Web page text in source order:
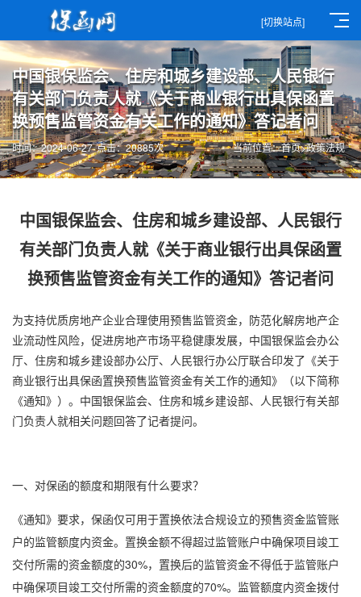
[切换站点]
中国银保监会、住房和城乡建设部、人民银行
有关部门负责人就《关于商业银行出具保函置
换预售监管资金有关工作的通知》答记者问
当前位置：首页>政策法规
时间：2024-06-27 点击：20885次
中国银保监会、住房和城乡建设部、人民银行
有关部门负责人就《关于商业银行出具保函置
换预售监管资金有关工作的通知》答记者问
为支持优质房地产企业合理使用预售监管资金，防范化解房地产企
业流动性风险，促进房地产市场平稳健康发展，中国银保监会办公
厅、住房和城乡建设部办公厅、人民银行办公厅联合印发了《关于
商业银行出具保函置换预售监管资金有关工作的通知》（以下简称
《通知》）。中国银保监会、住房和城乡建设部、人民银行有关部
门负责人就相关问题回答了记者提问。
一、对保函的额度和期限有什么要求？
《通知》要求，保函仅可用于置换依法合规设立的预售资金监管账
户的监管额度内资金。置换金额不得超过监管账户中确保项目竣工
交付所需的资金额度的30%，置换后的监管资金不得低于监管账户
中确保项目竣工交付所需的资金额度的70%。监管额度内资金拨付